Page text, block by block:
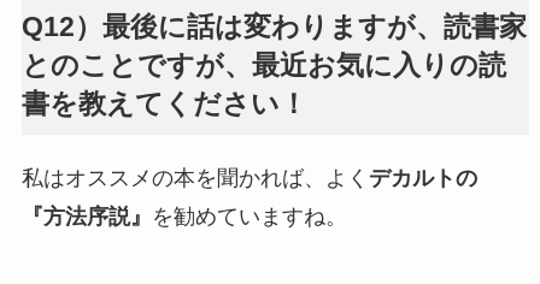
Q12）最後に話は変わりますが、読書家
とのことですが、最近お気に入りの読
書を教えてください！
私はオススメの本を聞かれば、よく デカルトの
『方法序説』 を勧めていますね。